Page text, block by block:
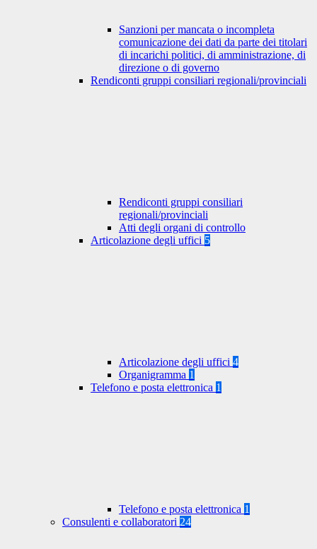
Sanzioni per mancata o incompleta
comunicazione dei dati da parte dei titolari
di incarichi politici, di amministrazione, di
direzione o di governo
Rendiconti gruppi consiliari regionali/provinciali
Rendiconti gruppi consiliari
regionali/provinciali
Atti degli organi di controllo
Articolazione degli uffici 5
Articolazione degli uffici 4
Organigramma 1
Telefono e posta elettronica 1
Telefono e posta elettronica 1
Consulenti e collaboratori 24